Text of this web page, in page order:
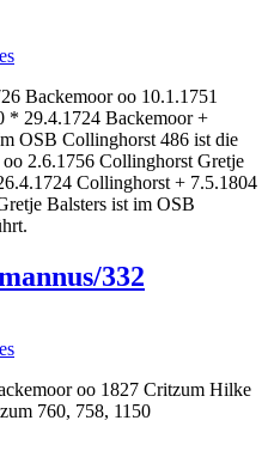
Backemoor oo 10.1.1751
* 29.4.1724 Backemoor +
OSB Collinghorst 486 ist die
2.6.1756 Collinghorst Gretje
Collinghorst + 7.5.1804
Balsters ist im OSB
332
oo 1827 Critzum Hilke
760, 758, 1150